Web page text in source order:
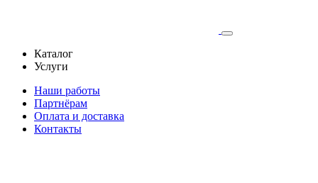
Каталог
Услуги
Наши работы
Партнёрам
Оплата и доставка
Контакты